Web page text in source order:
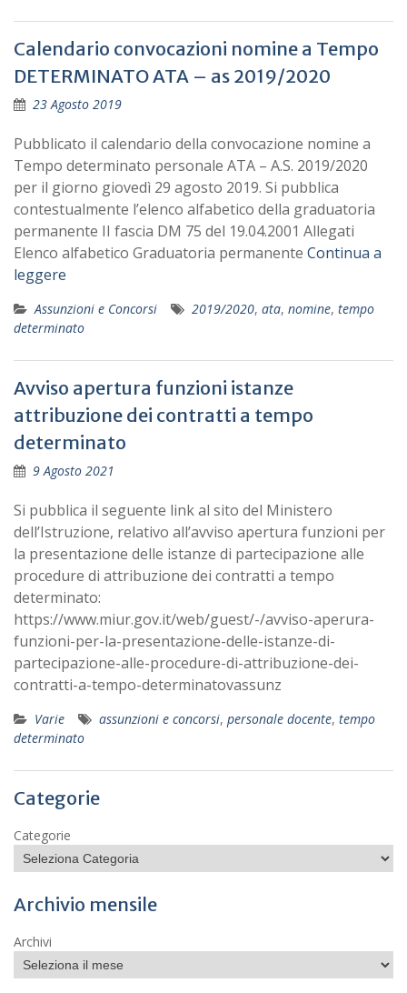
Calendario convocazioni nomine a Tempo
DETERMINATO ATA – as 2019/2020
23 Agosto 2019
Pubblicato il calendario della convocazione nomine a
Tempo determinato personale ATA – A.S. 2019/2020
per il giorno giovedì 29 agosto 2019. Si pubblica
contestualmente l’elenco alfabetico della graduatoria
permanente II fascia DM 75 del 19.04.2001 Allegati
Elenco alfabetico Graduatoria permanente Continua a
leggere
Assunzioni e Concorsi 2019/2020, ata, nomine, tempo
determinato
Avviso apertura funzioni istanze
attribuzione dei contratti a tempo
determinato
9 Agosto 2021
Si pubblica il seguente link al sito del Ministero
dell’Istruzione, relativo all’avviso apertura funzioni per
la presentazione delle istanze di partecipazione alle
procedure di attribuzione dei contratti a tempo
determinato:
https://www.miur.gov.it/web/guest/-/avviso-aperura-
funzioni-per-la-presentazione-delle-istanze-di-
partecipazione-alle-procedure-di-attribuzione-dei-
contratti-a-tempo-determinatovassunz
Varie assunzioni e concorsi, personale docente, tempo
determinato
Categorie
Categorie
Archivio mensile
Archivi